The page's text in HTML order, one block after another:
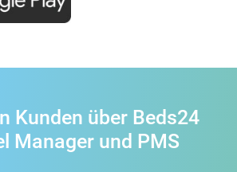
Kunden über Beds24
Manager und PMS